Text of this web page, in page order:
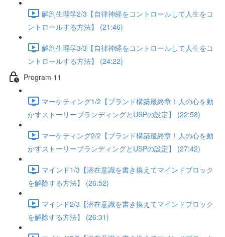
解剖生理学2/3【自律神経をコントロールして人生をコ
ントロールする方法】 (21:46)
解剖生理学3/3【自律神経をコントロールして人生をコ
ントロールする方法】 (24:22)
Program 11
マーケティング1/2【ブランド構築最終章！人の心を動
かすストーリーブランディングとUSPの設定】 (22:58)
マーケティング2/2【ブランド構築最終章！人の心を動
かすストーリーブランディングとUSPの設定】 (27:42)
マインド1/3【潜在意識を書き換えてマインドブロック
を解除する方法】 (26:52)
マインド2/3【潜在意識を書き換えてマインドブロック
を解除する方法】 (26:31)